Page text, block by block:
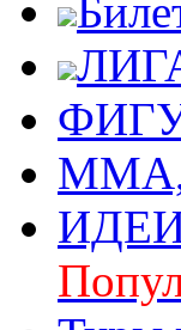
ММА,